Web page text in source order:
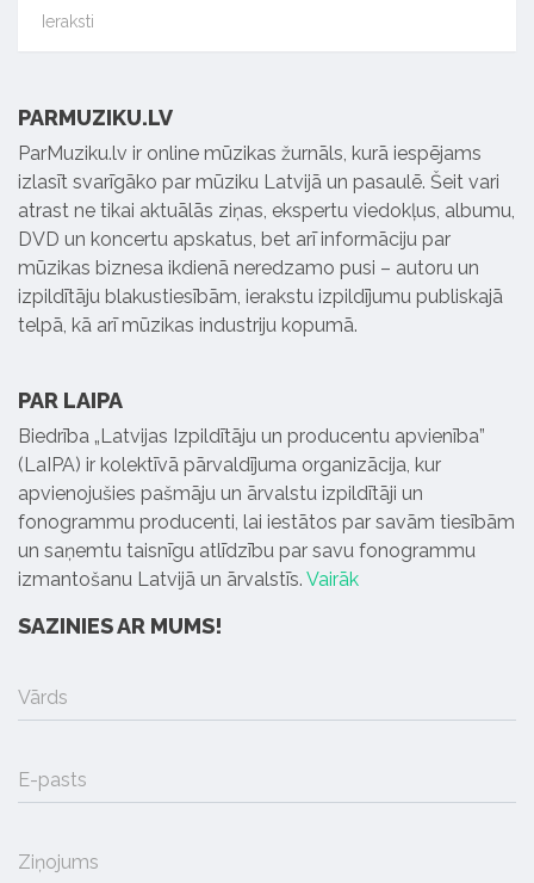
Ieraksti
PARMUZIKU.LV
ParMuziku.lv ir online mūzikas žurnāls, kurā iespējams
izlasīt svarīgāko par mūziku Latvijā un pasaulē. Šeit vari
atrast ne tikai aktuālās ziņas, ekspertu viedokļus, albumu,
DVD un koncertu apskatus, bet arī informāciju par
mūzikas biznesa ikdienā neredzamo pusi – autoru un
izpildītāju blakustiesībām, ierakstu izpildījumu publiskajā
telpā, kā arī mūzikas industriju kopumā.
PAR LAIPA
Biedrība „Latvijas Izpildītāju un producentu apvienība”
(LaIPA) ir kolektīvā pārvaldījuma organizācija, kur
apvienojušies pašmāju un ārvalstu izpildītāji un
fonogrammu producenti, lai iestātos par savām tiesībām
un saņemtu taisnīgu atlīdzību par savu fonogrammu
izmantošanu Latvijā un ārvalstīs. Vairāk
SAZINIES AR MUMS!
Vārds
E-pasts
Ziņojums